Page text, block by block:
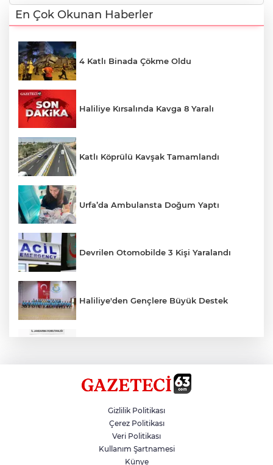
En Çok Okunan Haberler
4 Katlı Binada Çökme Oldu
Haliliye Kırsalında Kavga 8 Yaralı
Katlı Köprülü Kavşak Tamamlandı
Urfa’da Ambulansta Doğum Yaptı
Devrilen Otomobilde 3 Kişi Yaralandı
Haliliye'den Gençlere Büyük Destek
Hikmet Başak’tan Ulaşım Çalışması
Atatürk Bulvarında Asfalt Yenileniyor
Gizlilik Politikası
Çerez Politikası
Veri Politikası
Kullanım Şartnamesi
Künye